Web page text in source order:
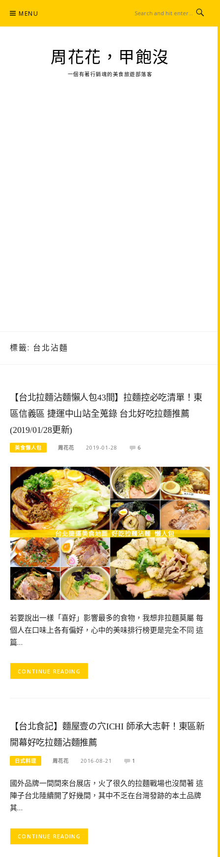
content
MENU
周花花，甲飽沒
一個有著行銷魂的美食旅遊部落客
標籤: 台北沾麵
【台北拉麵沾麵懶人包43間】拉麵控必吃清單！東
區信義區 捷運中山站全蒐錄 台北好吃拉麵推薦
(2019/01/28更新)
美食懶人包 周花花 2019-01-28 6
若要說出一樣「喜好」影響最多的食物，我想非拉麵莫屬 每
個人在口味上各有偏好，心中的美味排行榜更是完全不同 這
篇…
CONTINUE READING
【台北食記】麵屋壹の穴ICHI 師承大志軒！東區新
開幕好吃拉麵沾麵推薦
日式料理 周花花 2016-08-21 1
國外品牌一間間來台展店，火了很久的拉麵戰場也沒閒著 這
陣子台北陸續開了好幾間，其中不乏在台灣發跡的本土品牌
其…
CONTINUE READING